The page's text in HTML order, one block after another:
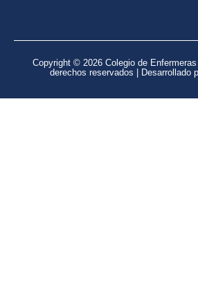
Copyright © 2026 Colegio de
derechos reservados | Desarrollado